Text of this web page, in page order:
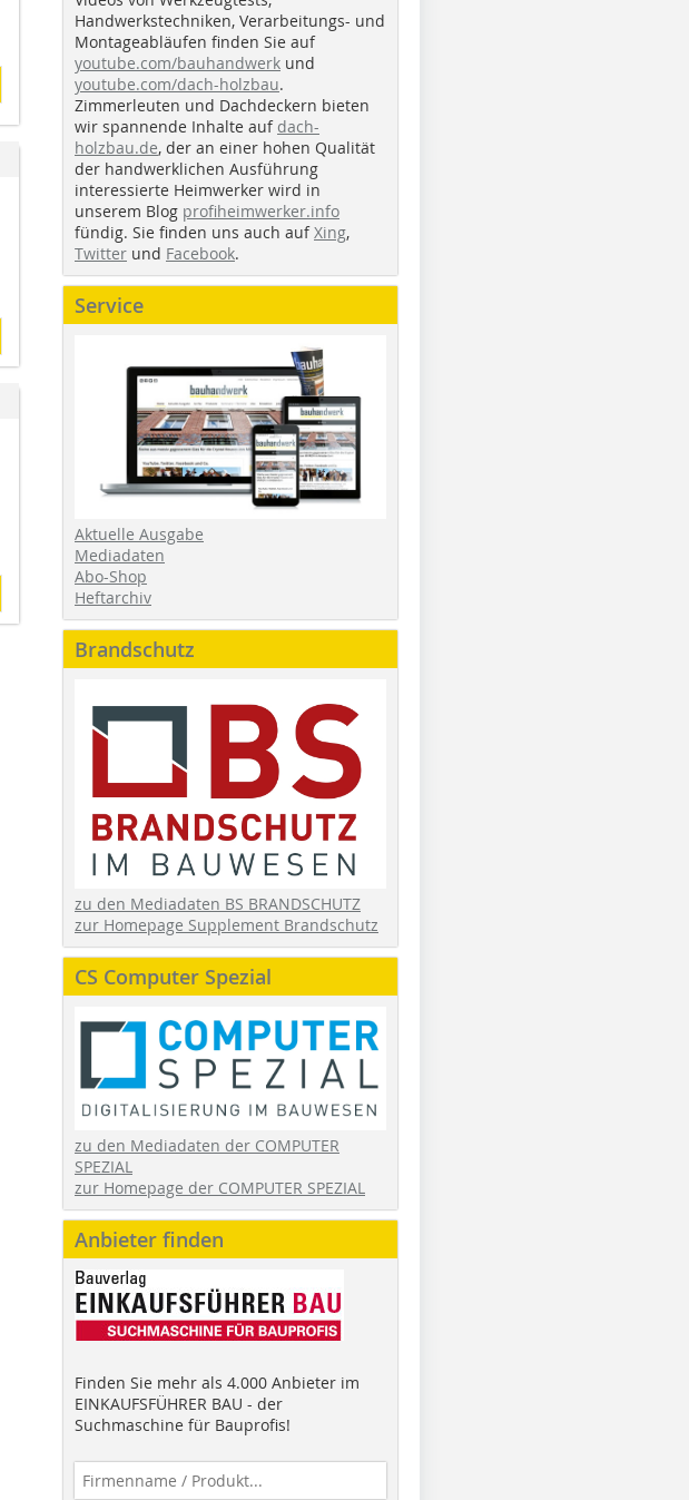
Handwerkstechniken, Verarbeitungs- und
Montageabläufen finden Sie auf
youtube.com/bauhandwerk und
youtube.com/dach-holzbau.
Zimmerleuten und Dachdeckern bieten
wir spannende Inhalte auf dach-
holzbau.de, der an einer hohen Qualität
der handwerklichen Ausführung
interessierte Heimwerker wird in
unserem Blog profiheimwerker.info
fündig. Sie finden uns auch aufXing,
Twitter und Facebook.
Service
Aktuelle Ausgabe
Mediadaten
Abo-Shop
Heftarchiv
Brandschutz
zu den Mediadaten BS BRANDSCHUTZ
zur Homepage Supplement Brandschutz
CS Computer Spezial
zu den Mediadaten der COMPUTER
SPEZIAL
zur Homepage der COMPUTER SPEZIAL
Anbieter finden
Finden Sie mehr als 4.000 Anbieter im
EINKAUFSFÜHRER BAU - der
Suchmaschine für Bauprofis!